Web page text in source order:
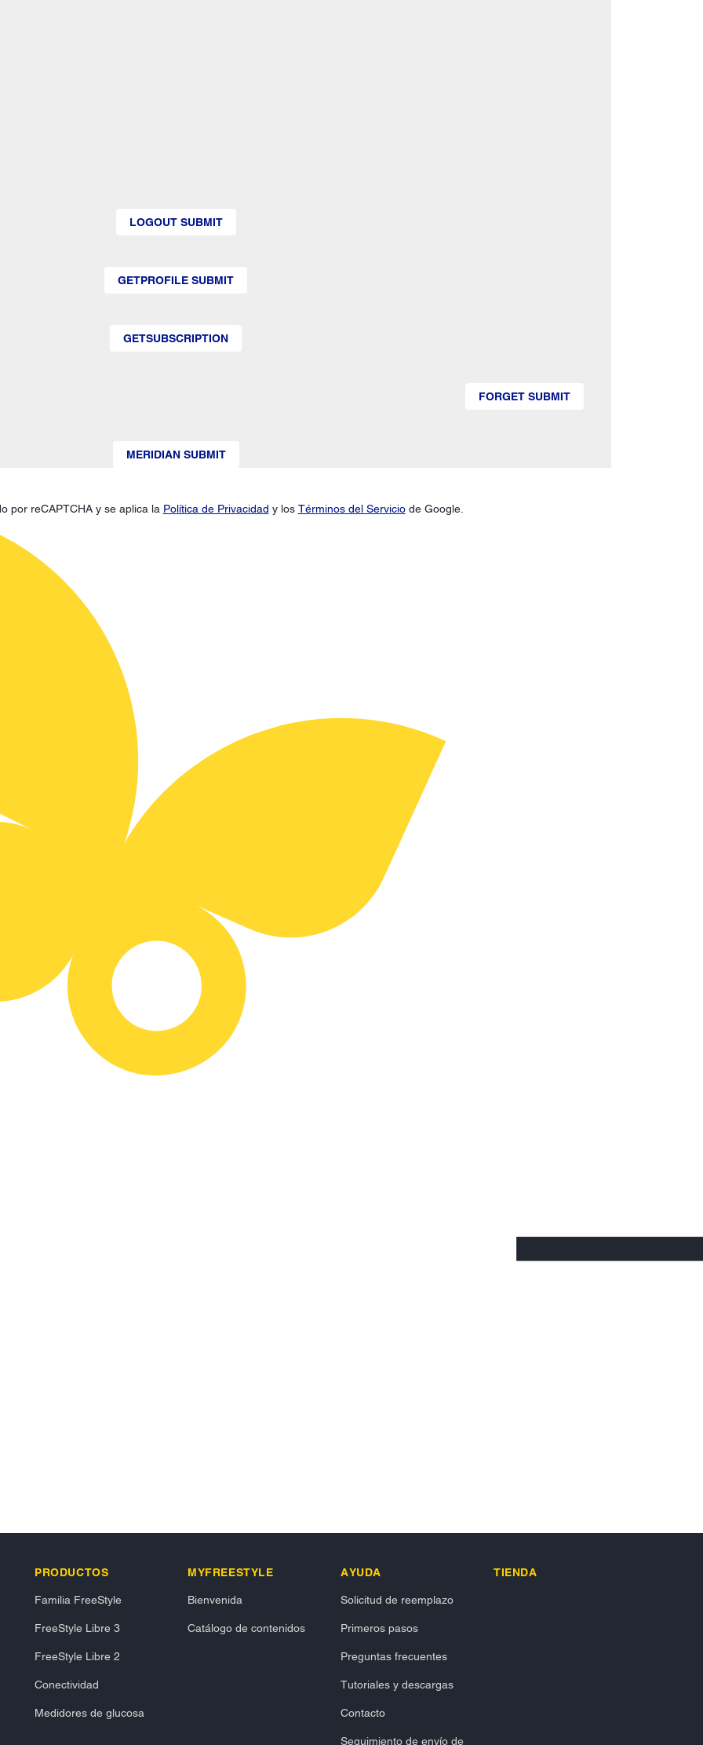
LOGOUT SUBMIT
GETPROFILE SUBMIT
GETSUBSCRIPTION
FORGET SUBMIT
MERIDIAN SUBMIT
por reCAPTCHA y se aplica la Política de Privacidad y los Términos del Serviciode Google.
PRODUCTOS
Familia FreeStyle
FreeStyle Libre 3
FreeStyle Libre 2
Conectividad
Medidores de glucosa
MYFREESTYLE
Bienvenida
Catálogo de contenidos
AYUDA
Solicitud de reemplazo
Primeros pasos
Preguntas frecuentes
Tutoriales y descargas
Contacto
Seguimiento de envío de
TIENDA